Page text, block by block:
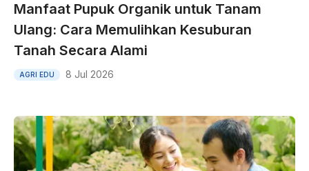
Manfaat Pupuk Organik untuk Tanam
Ulang: Cara Memulihkan Kesuburan
Tanah Secara Alami
AGRI EDU 8 Jul 2026